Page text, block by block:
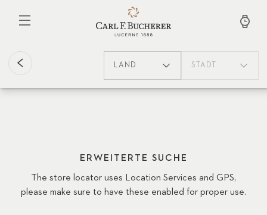
LAND STADT
ERWEITERTE SUCHE
The store locator uses Location Services and GPS,
please make sure to have these enabled for proper use.